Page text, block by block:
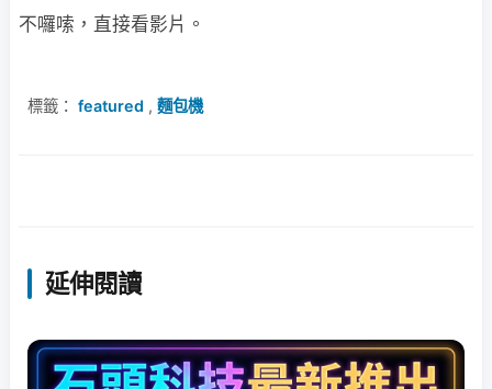
不囉嗦，直接看影片。
標籤： featured , 麵包機
延伸閱讀